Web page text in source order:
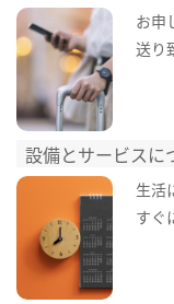
お申
送り
設備とサービスに
生活
すぐ